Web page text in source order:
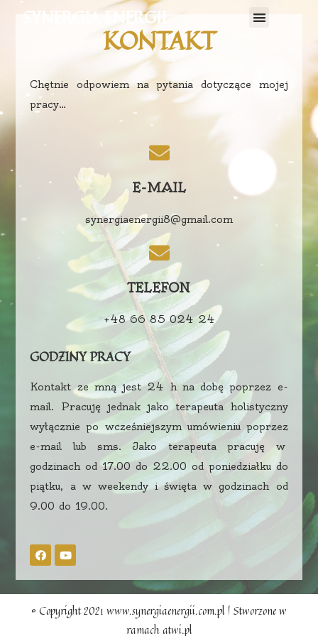
SYNERGIA ENERGII
KONTAKT
Chętnie odpowiem na pytania dotyczące mojej
pracy…
E-MAIL
synergiaenergii8@gmail.com
TELEFON
+48 66 85 024 24
GODZINY PRACY
Kontakt ze mną jest 24 h na dobę poprzez e-
mail. Pracuję jednak jako terapeuta holistyczny
wyłącznie po wcześniejszym umówieniu poprzez
e-mail lub sms. Jako terapeuta pracuję w
godzinach od 17.00 do 22.00 od poniedziałku do
piątku, a w weekendy i święta w godzinach od
9.00 do 19.00.
© Copyright 2021 www.synergiaenergii.com.pl | Stworzone w
ramachatwi.pl